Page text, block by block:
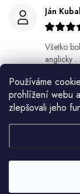
Používáme
prohlížení webu
zlepšovali jeho
Ján
Všetko
anglicky .
Velmi
Je sice